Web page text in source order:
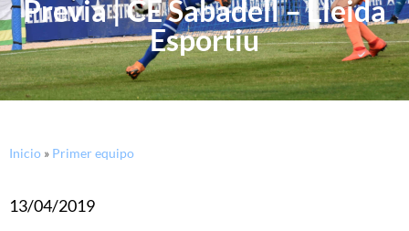
Previa | CE Sabadell – Lleida
Esportiu
Inicio » Primer equipo
13/04/2019